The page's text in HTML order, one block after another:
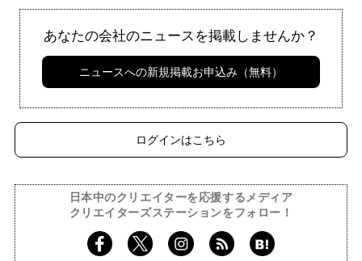
あなたの会社のニュースを掲載しませんか？
ニュースへの新規掲載お申込み（無料）
ログインはこちら
日本中のクリエイターを応援するメディア
クリエイターズステーションをフォロー！